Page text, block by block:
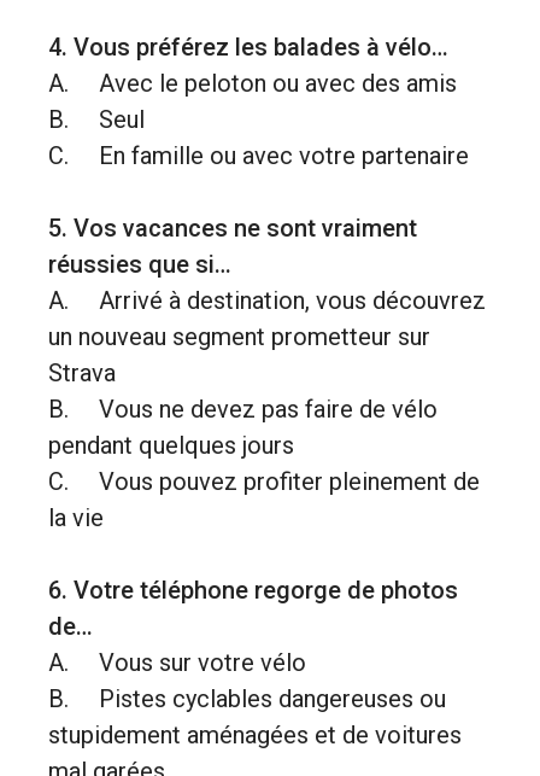
4. Vous préférez les balades à vélo…
A. Avec le peloton ou avec des amis
B. Seul
C. En famille ou avec votre partenaire
5. Vos vacances ne sont vraiment
réussies que si…
A. Arrivé à destination, vous découvrez
un nouveau segment prometteur sur
Strava
B. Vous ne devez pas faire de vélo
pendant quelques jours
C. Vous pouvez profiter pleinement de
la vie
6. Votre téléphone regorge de photos
de…
A. Vous sur votre vélo
B. Pistes cyclables dangereuses ou
stupidement aménagées et de voitures